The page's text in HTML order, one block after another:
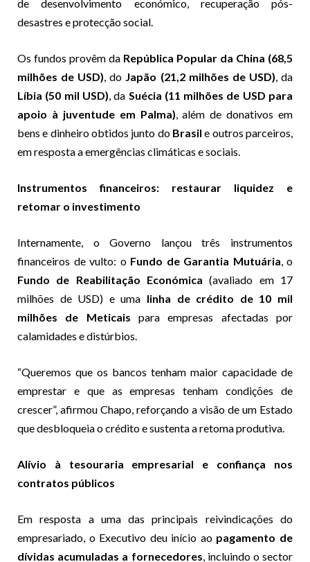
de desenvolvimento económico, recuperação pós-
desastres e protecção social.
Os fundos provêm da República Popular da China (68,5
milhões de USD), do Japão (21,2 milhões de USD), da
Líbia (50 mil USD), da Suécia (11 milhões de USD para
apoio à juventude em Palma), além de donativos em
bens e dinheiro obtidos junto do Brasil e outros parceiros,
em resposta a emergências climáticas e sociais.
Instrumentos financeiros: restaurar liquidez e
retomar o investimento
Internamente, o Governo lançou três instrumentos
financeiros de vulto: o Fundo de Garantia Mutuária, o
Fundo de Reabilitação Económica (avaliado em 17
milhões de USD) e uma linha de crédito de 10 mil
milhões de Meticais para empresas afectadas por
calamidades e distúrbios.
“Queremos que os bancos tenham maior capacidade de
emprestar e que as empresas tenham condições de
crescer”, afirmou Chapo, reforçando a visão de um Estado
que desbloqueia o crédito e sustenta a retoma produtiva.
Alívio à tesouraria empresarial e confiança nos
contratos públicos
Em resposta a uma das principais reivindicações do
empresariado, o Executivo deu início ao pagamento de
dívidas acumuladas a fornecedores, incluindo o sector